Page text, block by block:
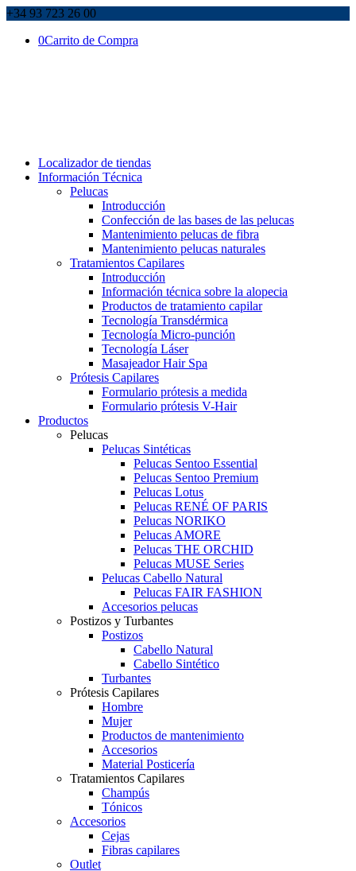
+34 93 723 26 00
0Carrito de Compra
Localizador de tiendas
Información Técnica
Pelucas
Introducción
Confección de las bases de las pelucas
Mantenimiento pelucas de fibra
Mantenimiento pelucas naturales
Tratamientos Capilares
Introducción
Información técnica sobre la alopecia
Productos de tratamiento capilar
Tecnología Transdérmica
Tecnología Micro-punción
Tecnología Láser
Masajeador Hair Spa
Prótesis Capilares
Formulario prótesis a medida
Formulario prótesis V-Hair
Productos
Pelucas
Pelucas Sintéticas
Pelucas Sentoo Essential
Pelucas Sentoo Premium
Pelucas Lotus
Pelucas RENÉ OF PARIS
Pelucas NORIKO
Pelucas AMORE
Pelucas THE ORCHID
Pelucas MUSE Series
Pelucas Cabello Natural
Pelucas FAIR FASHION
Accesorios pelucas
Postizos y Turbantes
Postizos
Cabello Natural
Cabello Sintético
Turbantes
Prótesis Capilares
Hombre
Mujer
Productos de mantenimiento
Accesorios
Material Posticería
Tratamientos Capilares
Champús
Tónicos
Accesorios
Cejas
Fibras capilares
Outlet